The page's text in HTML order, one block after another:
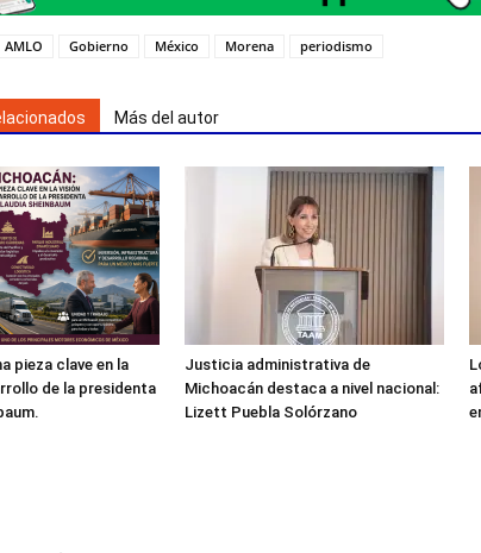
AMLO Gobierno México Morena periodismo
Más del autor
pieza clave en la
de la presidenta
Justicia administrativa de
Michoacán destaca a nivel nacional:
Lizett Puebla Solórzano